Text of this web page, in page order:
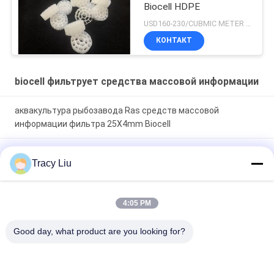
Biocell HDPE
КОНТАКТ
biocell фильтрует средства массовой информации
аквакультура рыбозавода Ras средств массовой
информации фильтра 25X4mm Biocell
Y5 УПРАВЛЕНИЕ ПО САНИТАРНОМУ НАДЗОРУ ЗА
КАЧЕСТВОМ ПИЩЕВЫХ ПРОДУКТОВ И МЕДИКАМЕНТОВ
садка для рыбы фильтра рыбного пруда 25X4mm
комнат 16x10mm Biocell Hdpe Y4 6 девственницы
Tracy Liu
4:05 PM
Good day, what product are you looking for?